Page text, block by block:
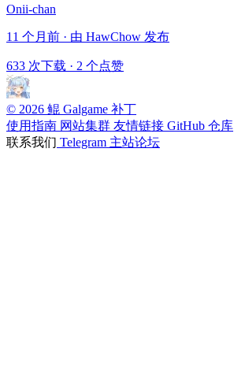
Onii-chan
11 个月前 · 由 HawChow 发布
633 次下载 · 2 个点赞
© 2026 鲲 Galgame 补丁
使用指南 网站集群 友情链接 GitHub 仓库
联系我们 Telegram 主站论坛